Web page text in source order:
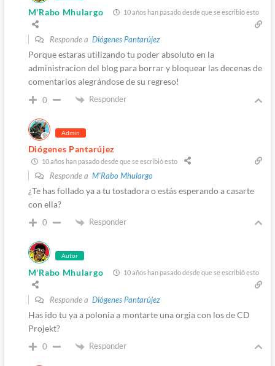
M'Rabo Mhulargo 10 años han pasado desde que se escribió esto
Responde a Diógenes Pantarújez
Porque estaras utilizando tu poder absoluto en la
administracion del blog para borrar y bloquear las decenas de
comentarios alegrándose de su regreso!
0 Responder
Admin
Diógenes Pantarújez
10 años han pasado desde que se escribió esto
Responde a M'Rabo Mhulargo
¿Te has follado ya a tu tostadora o estás esperando a casarte
con ella?
0 Responder
Autor
M'Rabo Mhulargo 10 años han pasado desde que se escribió esto
Responde a Diógenes Pantarújez
Has ido tu ya a polonia a montarte una orgia con los de CD
Projekt?
0 Responder